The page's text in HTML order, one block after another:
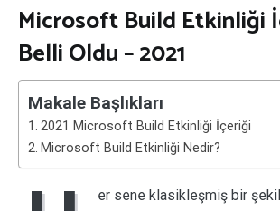
Microsoft Build Etkinliği
Belli Oldu – 2021
Makale Başlıkları
2021 Microsoft Build Etkinliği İçeriği
Microsoft Build Etkinliği Nedir?
er sene klasikleşmiş bir